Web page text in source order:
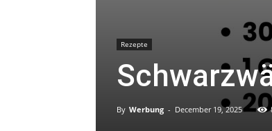
Rezepte
By Werbung - December 19, 2025